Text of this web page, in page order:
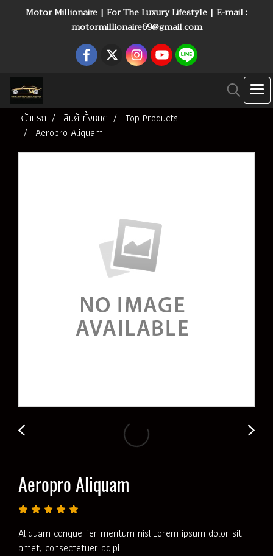
Motor Millionaire | For The Luxury Lifestyle | E-mail :
motormillionaire69@gmail.com
หน้าแรก สินค้าทั้งหมด
Top Products
Aeropro Aliquam
Aeropro Aliquam
Aliquam congue fer mentum nisl.Lorem ipsum dolor sit
amet, consectetuer adipi